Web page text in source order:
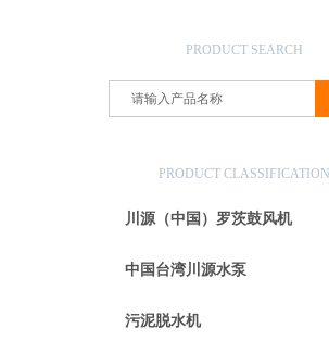
PRODUCT SEARCH
PRODUCT CLASSIFICATION
川源（中国）罗茨鼓风机
中国台湾川源水泵
污泥脱水机